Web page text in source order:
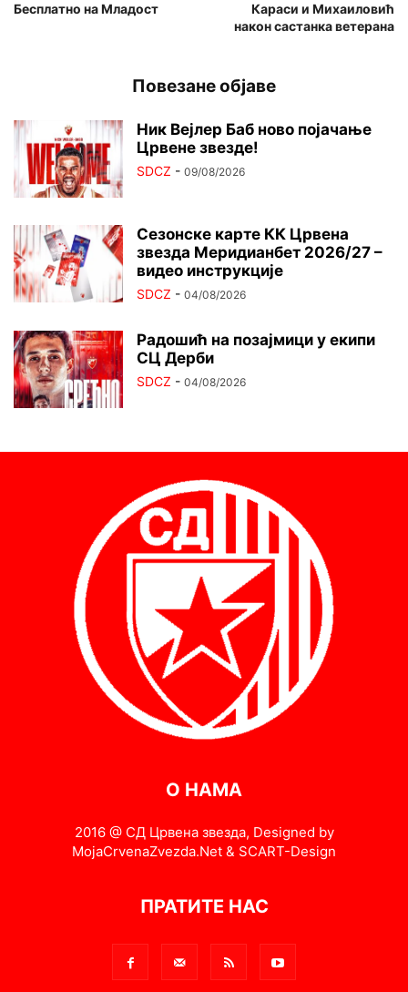
Бесплатно на Младост
Караси и Михаиловић
након састанка ветерана
Повезане објаве
Ник Вејлер Баб ново појачање
Црвене звезде!
SDCZ - 09/08/2026
Сезонске карте КК Црвена
звезда Меридианбет 2026/27 –
видео инструкције
SDCZ - 04/08/2026
Радошић на позајмици у екипи
СЦ Дерби
SDCZ - 04/08/2026
О НАМА
2016 @ СД Црвена звезда, Designed by
MojaCrvenaZvezda.Net & SCART-Design
ПРАТИТЕ НАС